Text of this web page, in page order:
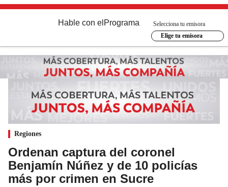
Hable con el Programa
Selecciona tu emisora
Elige tu emisora
Regiones
Ordenan captura del coronel
Benjamín Núñez y de 10 policías
más por crimen en Sucre